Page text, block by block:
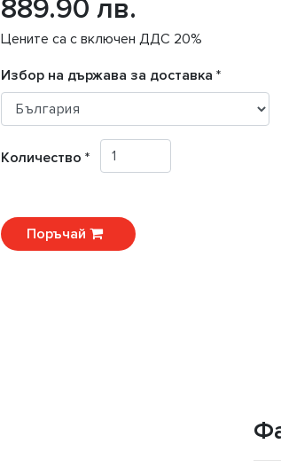
889.90 лв.
Цените са с включен ДДС 20%
Избор на държава за доставка *
Количество *
Поръчай